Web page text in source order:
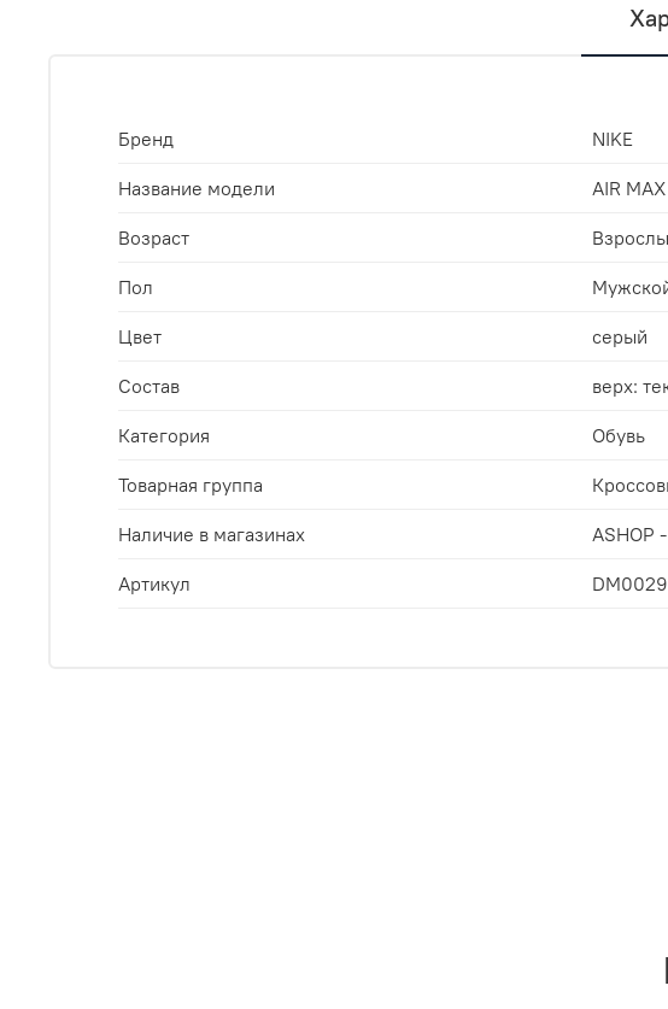
Бренд NIKE
Название модели AIR
Возраст
Пол
Цвет серый
Состав верх:
Категория Обувь
Товарная группа
Наличие в магазинах ASHOP
Артикул